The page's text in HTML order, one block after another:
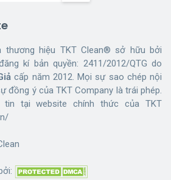
thương hiệu TKT Clean® sở hữu bởi
kí bản quyền: 2411/2012/QTG do
cấp năm 2012. Mọi sự sao chép nội
đồng ý của TKT Company là trái phép.
tin tại website chính thức của TKT